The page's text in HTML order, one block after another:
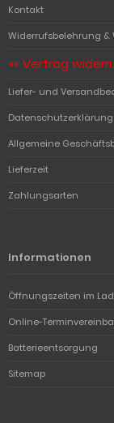
Kontakt
Widerrufsbelehrung &
«« Vertrag
Liefer- und
Datenschutzerklärung
Allgemeine
Lieferzeit
Zahlungsarten
Informationen
Öffnungszeiten im
Online-
Batterieentsorgung
Sitemap